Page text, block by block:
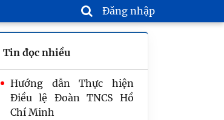
Đăng nhập
Tin đọc nhiều
Hướng dẫn Thực hiện
Điều lệ Đoàn TNCS Hồ
Chí Minh